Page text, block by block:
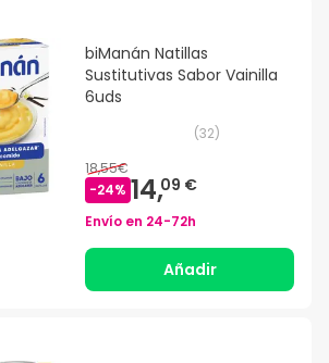
biManán Natillas
Sustitutivas Sabor Vainilla
6uds
(32)
18,55€
-24% 14,09 €
Envío en 24-72h
Añadir